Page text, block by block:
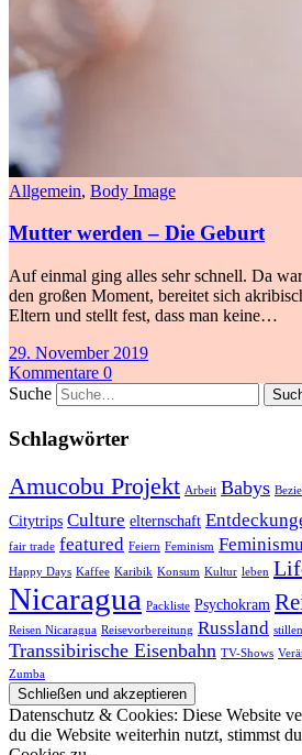
Allgemein, Body Image
Mutter werden – Die Geburt
Auf einmal ging alles sehr schnell. Da
den großen Moment, bereitet sich
Eltern und stellt fest, dass man keine…
29. November 2019
Kommentare 0
Suche
Schlagwörter
Amucobu Projekt Arbeit Babys
Citytrips Culture elternschaft
fair trade featured Feiern Feminism
Happy Days Kaffee Karibik Konsum Kultur leben
Nicaragua Packliste Psychokram
Reisen Nicaragua Reisevorbereitung Russland stillen
Transsibirische Eisenbahn TV-Shows
Zumba
Datenschutz & Cookies: Diese Website
du die Website weiterhin nutzt, stimmst